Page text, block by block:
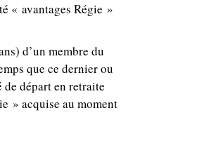
« avantages Régie »
d’un membre du
que ce dernier ou
départ en retraite
» acquise au moment